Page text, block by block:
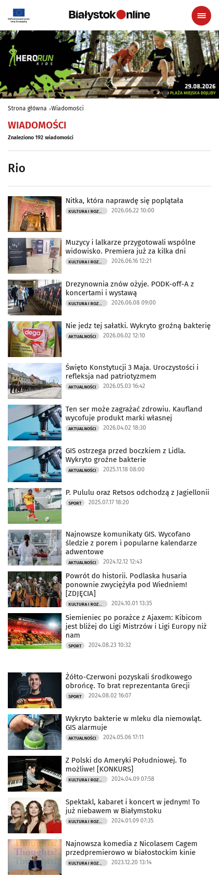
Strona główna Wiadomości
WIADOMOŚCI
Znaleziono 192 wiadomości
Rio
Nitka, która naprawdę się poplątała
2026.06.22 10:00
Muzycy i lalkarze przygotowali wspólne
widowisko. Premiera już za kilka dni
2026.06.16 12:21
Drezynownia znów ożyje. PODK-off-A z
koncertami i wystawą
2026.06.08 09:00
Nie jedz tej sałatki. Wykryto groźną bakterię
AKTUALNOŚCI 2026.06.02 12:10
Święto Konstytucji 3 Maja. Uroczystości i
refleksja nad patriotyzmem
AKTUALNOŚCI 2026.05.03 16:42
Ten ser może zagrażać zdrowiu. Kaufland
wycofuje produkt marki własnej
AKTUALNOŚCI 2026.04.02 18:30
GIS ostrzega przed boczkiem z Lidla.
Wykryto groźne bakterie
AKTUALNOŚCI 2025.11.18 08:00
P. Pululu oraz Retsos odchodzą z Jagiellonii
SPORT 2025.07.17 18:20
Najnowsze komunikaty GIS. Wycofano
śledzie z porem i popularne kalendarze
adwentowe
AKTUALNOŚCI 2024.12.12 12:43
Powrót do historii. Podlaska husaria
ponownie zwyciężyła pod Wiedniem!
[ZDJĘCIA]
2024.10.01 13:35
Siemieniec po porażce z Ajaxem: Kibicom
jest bliżej do Ligi Mistrzów i Ligi Europy niż
nam
SPORT 2024.08.23 10:32
Żółto-Czerwoni pozyskali środkowego
obrońcę. To brat reprezentanta Grecji
SPORT 2024.08.02 16:07
Wykryto bakterie w mleku dla niemowląt.
GIS alarmuje
AKTUALNOŚCI 2024.05.06 17:11
Z Polski do Ameryki Południowej. To
możliwe! [KONKURS]
2024.04.09 07:58
Spektakl, kabaret i koncert w jednym! To
już niebawem w Białymstoku
2024.01.09 07:35
Najnowsza komedia z Nicolasem Cagem
przedpremierowo w białostockim kinie
2023.12.20 13:14